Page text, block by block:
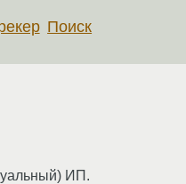
Поиск
ИП.